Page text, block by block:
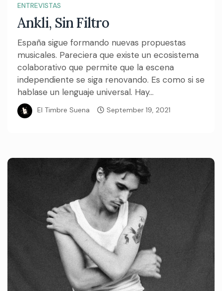
ENTREVISTAS
Ankli, Sin Filtro
España sigue formando nuevas propuestas
musicales. Pareciera que existe un ecosistema
colaborativo que permite que la escena
independiente se siga renovando. Es como si se
hablase un lenguaje universal. Hay...
El Timbre Suena September 19, 2021